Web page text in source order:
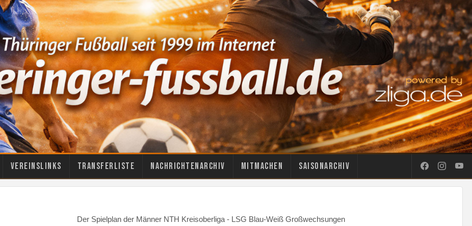
Vereinslinks Transferliste Nachrichtenarchiv Mitmachen Saisonarchiv
Der Spielplan der Männer NTH Kreisoberliga - LSG Blau-Weiß Großwechsungen